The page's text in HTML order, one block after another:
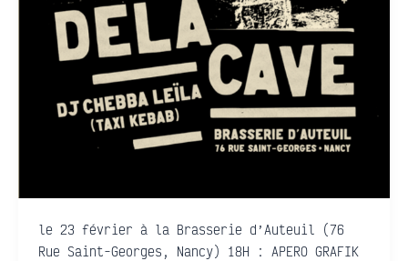
le 23 février à la Brasserie d’Auteuil (76
Rue Saint-Georges, Nancy) 18H : APERO GRAFIK